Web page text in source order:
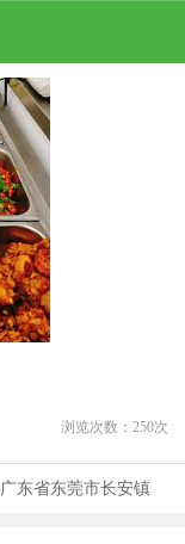
浏览次数： 250次
广东省东莞市长安镇